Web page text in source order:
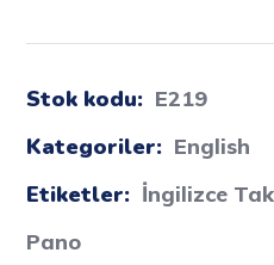
Stok kodu: E219
Kategoriler: English
Etiketler: İngilizce
Pano